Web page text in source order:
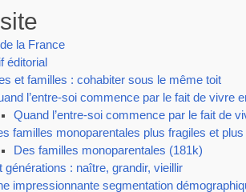
la France
éditorial
et familles : cohabiter sous le même toit
l’entre-soi commence par le fait de vivre
Quand l’entre-soi commence par le fait de
familles monoparentales plus fragiles et
Des familles monoparentales (181k)
générations : naître, grandir, vieillir
impressionnante segmentation